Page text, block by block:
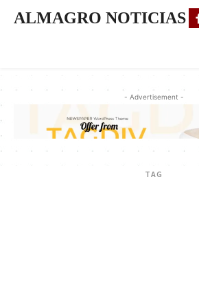
ALMAGRO NOTICIAS
- Advertisement -
TAG